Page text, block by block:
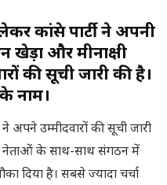
कांग्रेस पार्टी ने अपनी
खेड़ा और मीनाक्षी
की सूची जारी की है।
नाम।
अपने उम्मीदवारों की सूची जारी
नेताओं के साथ-साथ संगठन में
दिया है। सबसे ज्यादा चर्चा